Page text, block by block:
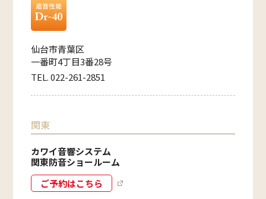
仙台市青葉区
一番町4丁目3番28号
TEL. 022-261-2851
関東
カワイ音響システム
関東防音ショールーム
ご予約はこちら